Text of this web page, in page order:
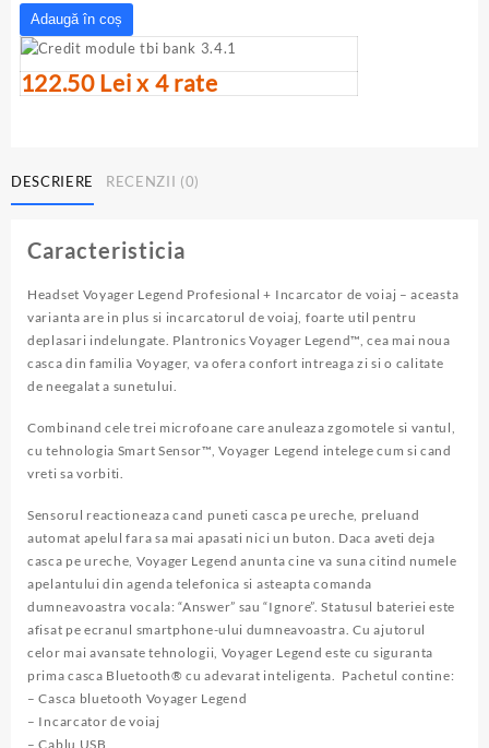
Cantitate
Headset
Voyager
Legend
Adaugă în coș
122.50 Lei x 4 rate
DESCRIERE RECENZII (0)
Caracteristicia
Headset Voyager Legend Profesional + Incarcator de voiaj – aceasta
varianta are in plus si incarcatorul de voiaj, foarte util pentru
deplasari indelungate. Plantronics Voyager Legend™, cea mai noua
casca din familia Voyager, va ofera confort intreaga zi si o calitate
de neegalat a sunetului.
Combinand cele trei microfoane care anuleaza zgomotele si vantul,
cu tehnologia Smart Sensor™, Voyager Legend intelege cum si cand
vreti sa vorbiti.
Sensorul reactioneaza cand puneti casca pe ureche, preluand
automat apelul fara sa mai apasati nici un buton. Daca aveti deja
casca pe ureche, Voyager Legend anunta cine va suna citind numele
apelantului din agenda telefonica si asteapta comanda
dumneavoastra vocala: “Answer” sau “Ignore”. Statusul bateriei este
afisat pe ecranul smartphone-ului dumneavoastra. Cu ajutorul
celor mai avansate tehnologii, Voyager Legend este cu siguranta
prima casca Bluetooth® cu adevarat inteligenta. Pachetul contine:
– Casca bluetooth Voyager Legend
– Incarcator de voiaj
– Cablu USB